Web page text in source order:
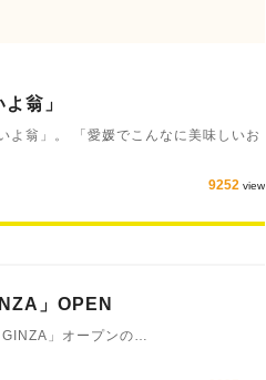
9252 view
翁」
よ翁」。 「愛媛でこんなに美味しいお
」OPEN
GINZA」オープンの…